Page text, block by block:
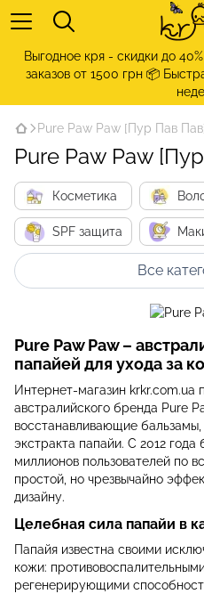
Выгодное кря - скидки до
заказов от 1500 грн 📦
Pure Paw Paw [Пур Пав
Pure Paw Paw
Косметика
SPF защита
Все
Pure Paw Paw –
папайей для ухода за
Интернет-магазин krkr.com.ua
австралийского бренда Pure
восстанавливающие
экстракта папайи. С 2012
миллионов пользователей по
простой, но чрезвычайно
дизайну.
Целебная сила папайи в
Папайя известна своими
кожи:
регенерирующими